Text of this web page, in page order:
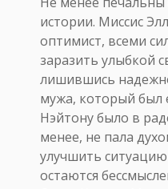
истории. Миссис
оптимист, всеми
заразить улыбкой
лишившись
мужа, который был
Нэйтону было в
менее, не пала
улучшить
остаются